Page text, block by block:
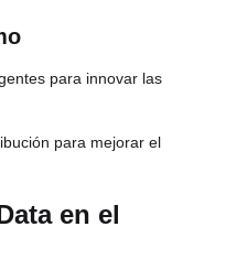
para innovar las
para mejorar el
en el